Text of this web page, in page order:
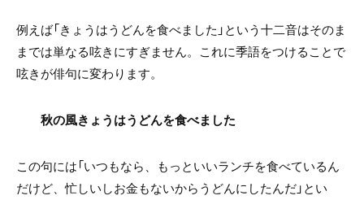
例えば「きょうはうどんを食べました」という十二音はそのま
までは単なる呟きにすぎません。これに季語をつけることで
呟きが俳句に変わります。
秋の風きょうはうどんを食べました
この句には「いつもなら、もっといいランチを食べているん
だけど、忙しいしお金もないからうどんにしたんだ」とい